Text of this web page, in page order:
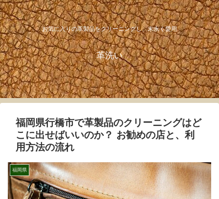
お気に入りの革製品をクリーニングし、末永く愛用
革洗い
福岡県行橋市で革製品のクリーニングはど
こに出せばいいのか？ お勧めの店と、利
用方法の流れ
福岡県